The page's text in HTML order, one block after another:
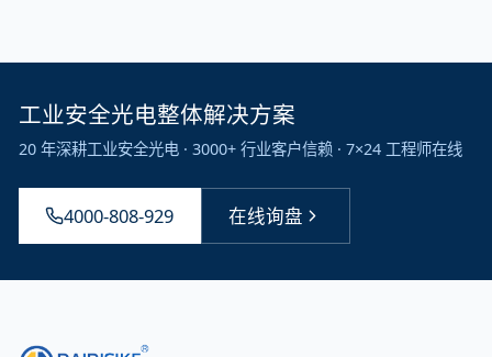
工业安全光电整体解决方案
20 年深耕工业安全光电 · 3000+ 行业客户信赖 · 7×24 工程师在线
4000-808-929 在线询盘